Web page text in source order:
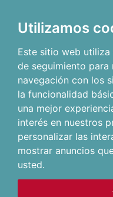
Utilizamos
Este sitio web
de seguimiento para
navegación con los
la funcionalidad
una mejor
interés en nuestros
personalizar las
mostrar anuncios
usted.